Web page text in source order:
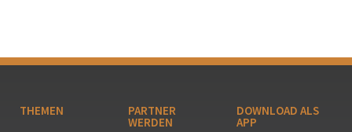
THEMEN PARTNER
WERDEN
DOWNLOAD ALS
APP